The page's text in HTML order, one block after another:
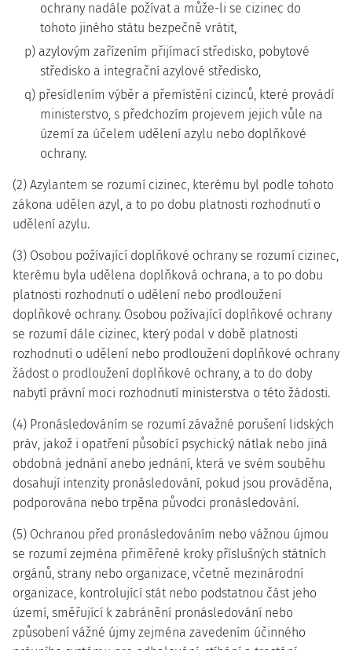
ochrany nadále požívat a může-li se cizinec do
tohoto jiného státu bezpečně vrátit,
p) azylovým zařízením přijímací středisko, pobytové
středisko a integrační azylové středisko,
q) přesídlením výběr a přemístění cizinců, které provádí
ministerstvo, s předchozím projevem jejich vůle na
území za účelem udělení azylu nebo doplňkové
ochrany.
(2) Azylantem se rozumí cizinec, kterému byl podle tohoto
zákona udělen azyl, a to po dobu platnosti rozhodnutí o
udělení azylu.
(3) Osobou požívající doplňkové ochrany se rozumí cizinec,
kterému byla udělena doplňková ochrana, a to po dobu
platnosti rozhodnutí o udělení nebo prodloužení
doplňkové ochrany. Osobou požívající doplňkové ochrany
se rozumí dále cizinec, který podal v době platnosti
rozhodnutí o udělení nebo prodloužení doplňkové ochrany
žádost o prodloužení doplňkové ochrany, a to do doby
nabytí právní moci rozhodnutí ministerstva o této žádosti.
(4) Pronásledováním se rozumí závažné porušení lidských
práv, jakož i opatření působící psychický nátlak nebo jiná
obdobná jednání anebo jednání, která ve svém souběhu
dosahují intenzity pronásledování, pokud jsou prováděna,
podporována nebo trpěna původci pronásledování.
(5) Ochranou před pronásledováním nebo vážnou újmou
se rozumí zejména přiměřené kroky příslušných státních
orgánů, strany nebo organizace, včetně mezinárodní
organizace, kontrolující stát nebo podstatnou část jeho
území, směřující k zabránění pronásledování nebo
způsobení vážné újmy zejména zavedením účinného